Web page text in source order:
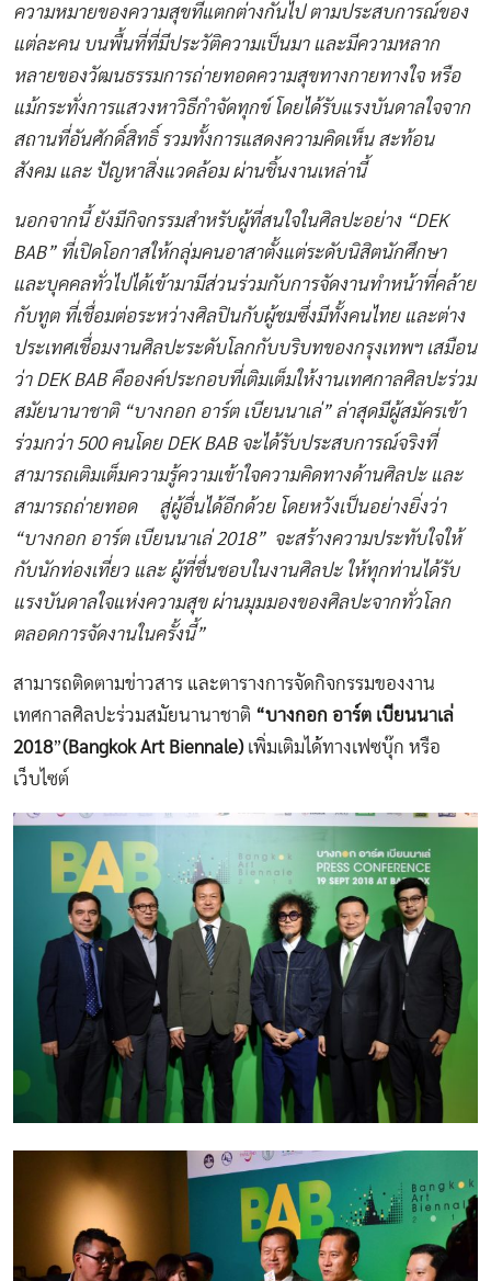
ความหมายของความสุขที่แตกต่างกันไป ตามประสบการณ์ของ
แต่ละคน บนพื้นที่ที่มีประวัติความเป็นมา และมีความหลาก
หลายของวัฒนธรรมการถ่ายทอดความสุขทางกายทางใจ หรือ
แม้กระทั่งการแสวงหาวิธีกำจัดทุกข์ โดยได้รับแรงบันดาลใจจาก
สถานที่อันศักดิ์สิทธิ์ รวมทั้งการแสดงความคิดเห็น สะท้อน
สังคม และ ปัญหาสิ่งแวดล้อม ผ่านชิ้นงานเหล่านี้
นอกจากนี้ ยังมีกิจกรรมสำหรับผู้ที่สนใจในศิลปะอย่าง “DEK
BAB” ที่เปิดโอกาสให้กลุ่มคนอาสาตั้งแต่ระดับนิสิตนักศึกษา
และบุคคลทั่วไปได้เข้ามามีส่วนร่วมกับการจัดงานทำหน้าที่คล้าย
กับทูต ที่เชื่อมต่อระหว่างศิลปินกับผู้ชมซึ่งมีทั้งคนไทย และต่าง
ประเทศเชื่อมงานศิลปะระดับโลกกับบริบทของกรุงเทพฯ เสมือน
ว่า DEK BAB คือองค์ประกอบที่เติมเต็มให้งานเทศกาลศิลปะร่วม
สมัยนานาชาติ “บางกอก อาร์ต เบียนนาเล่” ล่าสุดมีผู้สมัครเข้า
ร่วมกว่า 500 คนโดย DEK BAB จะได้รับประสบการณ์จริงที่
สามารถเติมเต็มความรู้ความเข้าใจความคิดทางด้านศิลปะ และ
สามารถถ่ายทอด สู่ผู้อื่นได้อีกด้วย โดยหวังเป็นอย่างยิ่งว่า
“บางกอก อาร์ต เบียนนาเล่ 2018” จะสร้างความประทับใจให้
กับนักท่องเที่ยว และ ผู้ที่ชื่นชอบในงานศิลปะ ให้ทุกท่านได้รับ
แรงบันดาลใจแห่งความสุข ผ่านมุมมองของศิลปะจากทั่วโลก
ตลอดการจัดงานในครั้งนี้”
สามารถติดตามข่าวสาร และตารางการจัดกิจกรรมของงาน
เทศกาลศิลปะร่วมสมัยนานาชาติ “บางกอก อาร์ต เบียนนาเล่
2018”( Bangkok Art Biennale) เพิ่มเติมได้ทางเฟซบุ๊ก หรือ
เว็บไซต์